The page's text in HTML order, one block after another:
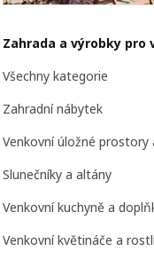
Zahrada a výrobky pro
Všechny kategorie
Zahradní nábytek
Venkovní úložné prostory
Slunečníky a altány
Venkovní kuchyně a
Venkovní květináče a